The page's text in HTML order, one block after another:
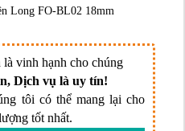
Long FO-BL02 18mm
vinh hạnh cho chúng
Dịch vụ là uy tín!
tôi có thể mang lại cho
tốt nhất.